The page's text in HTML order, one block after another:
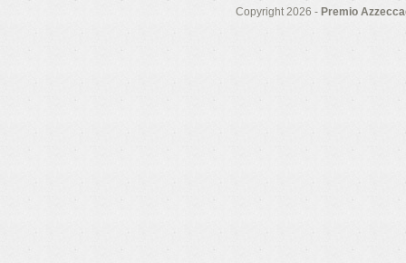
Copyright 2026 - Premio